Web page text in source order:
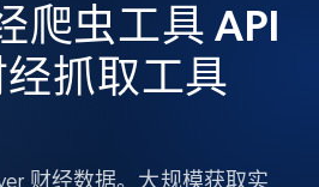
爬虫工具 API
抓取工具
财经数据。大规模获取实